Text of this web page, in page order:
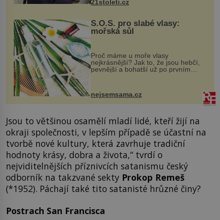
21stoleti.cz
S.O.S. pro slabé vlasy:
mořská sůl
Proč máme u moře vlasy
nejkrásnější? Jak to, že jsou hebčí,
pevnější a bohatší už po prvním
vlasy. ...
nejsemsama.cz
Jsou to většinou osamělí mladí lidé, kteří žijí na
okraji společnosti, v lepším případě se účastní na
tvorbě nové kultury, která zavrhuje tradiční
hodnoty krásy, dobra a života,“ tvrdí o
nejviditelnějších příznivcích satanismu český
odborník na takzvané sekty Prokop Remeš
(*1952). Páchají také tito satanisté hrůzné činy?
Postrach San Francisca